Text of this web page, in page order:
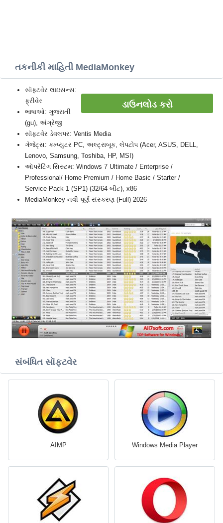
તકનીકી માહિતી MediaMonkey
ડાઉનલોડ કરો
સૉફ્ટવેર લાઇસન્સ:
ફ્રીવેર
ભાષાઓ: ગુજરાતીં
(gu), અંગ્રેજી
સૉફ્ટવેર ડેવલપર: Ventis Media
ગેજેટ્સ: કમ્પ્યુટર PC, અલ્ટ્રાબૂક, લેપટોપ (Acer, ASUS, DELL,
Lenovo, Samsung, Toshiba, HP, MSI)
ઑપરેટિંગ સિસ્ટમ: Windows 7 Ultimate / Enterprise /
Professional/ Home Premium / Home Basic / Starter /
Service Pack 1 (SP1) (32/64 બીટ), x86
MediaMonkey નવી પૂર્ણ સંસ્કરણ (Full) 2026
સંબંધિત સૉફ્ટવેર
AIMP Windows Media Player